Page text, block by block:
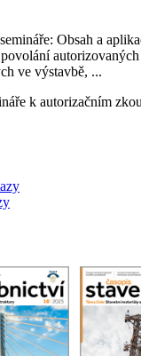
Obsah a
ve výstavbě, ...
k autorizačním